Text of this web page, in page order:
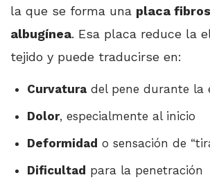
la que se forma una placa
albugínea. Esa placa reduce la
tejido y puede traducirse en:
Curvaturadel pene durante la
Dolor, especialmente al inicio
Deformidad o sensación de
Dificultad para la penetración